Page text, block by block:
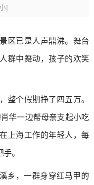
小]
区已是人声鼎沸。舞台
群中舞动，孩子的欢笑
整个假期挣了四五万。
华一边帮母亲支起小吃
上海工作的年轻人，每
。
乡，一群身穿红马甲的